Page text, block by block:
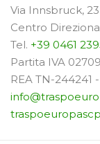
Via Innsbruck,
Centro
Tel. +39 0461
Partita IVA
REA TN-244241